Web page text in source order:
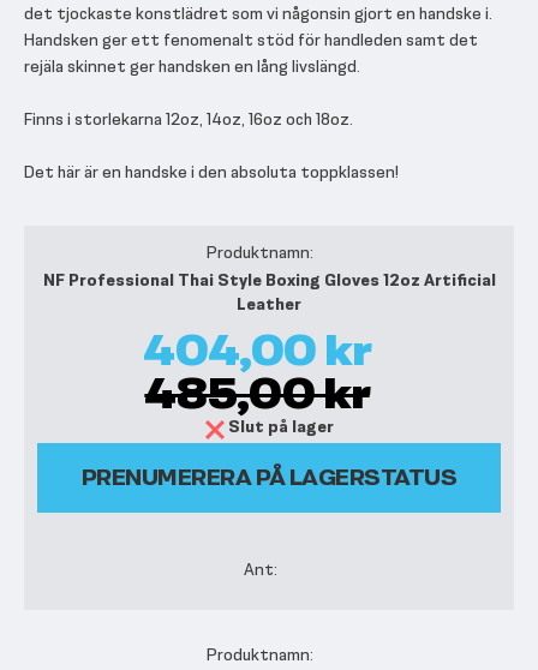
det tjockaste konstlädret som vi någonsin gjort en handske i.
Handsken ger ett fenomenalt stöd för handleden samt det
rejäla skinnet ger handsken en lång livslängd.
Finns i storlekarna 12oz, 14oz, 16oz och 18oz.
Det här är en handske i den absoluta toppklassen!
NF Professional Thai Style Boxing Gloves 12oz Artificial
Leather
404,00 kr
485,00 kr
Slut på lager
PRENUMERERA PÅ LAGERSTATUS